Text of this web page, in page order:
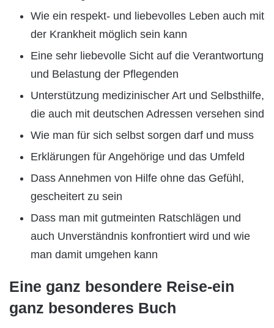
Wie ein respekt- und liebevolles Leben auch mit
der Krankheit möglich sein kann
Eine sehr liebevolle Sicht auf die Verantwortung
und Belastung der Pflegenden
Unterstützung medizinischer Art und Selbsthilfe,
die auch mit deutschen Adressen versehen sind
Wie man für sich selbst sorgen darf und muss
Erklärungen für Angehörige und das Umfeld
Dass Annehmen von Hilfe ohne das Gefühl,
gescheitert zu sein
Dass man mit gutmeinten Ratschlägen und
auch Unverständnis konfrontiert wird und wie
man damit umgehen kann
Eine ganz besondere Reise-ein
ganz besonderes Buch